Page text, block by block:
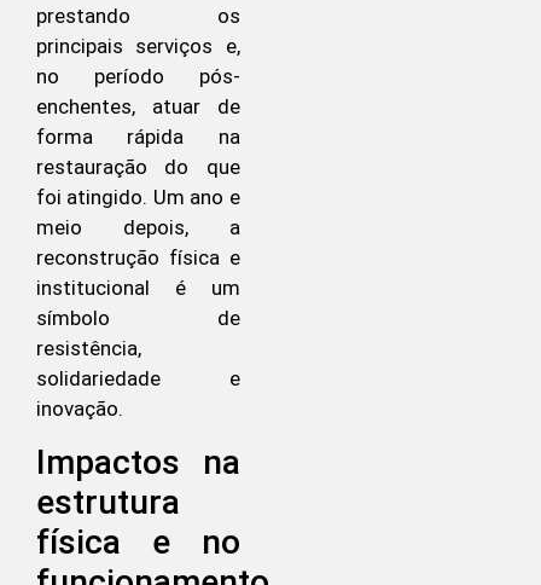
prestando os
principais serviços e,
no período pós-
enchentes, atuar de
forma rápida na
restauração do que
foi atingido. Um ano e
meio depois, a
reconstrução física e
institucional é um
símbolo de
resistência,
solidariedade e
inovação.
Impactos na
estrutura
física e no